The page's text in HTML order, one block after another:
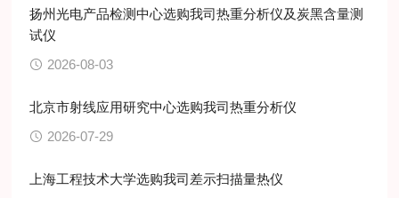
扬州光电产品检测中心选购我司热重分析仪及炭黑含量测
试仪
2026-08-03
北京市射线应用研究中心选购我司热重分析仪
2026-07-29
上海工程技术大学选购我司差示扫描量热仪